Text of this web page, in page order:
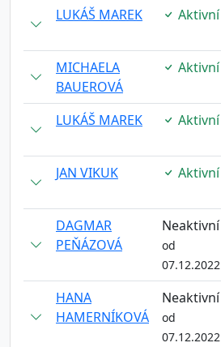
LUKÁŠ MAREK Aktivní
MICHAELA
BAUEROVÁ
Aktivní
LUKÁŠ MAREK Aktivní
JAN VIKUK Aktivní
DAGMAR
PEŇÁZOVÁ
Neaktivní
od
07.12.2022
HANA
HAMERNÍKOVÁ
Neaktivní
od
07.12.2022